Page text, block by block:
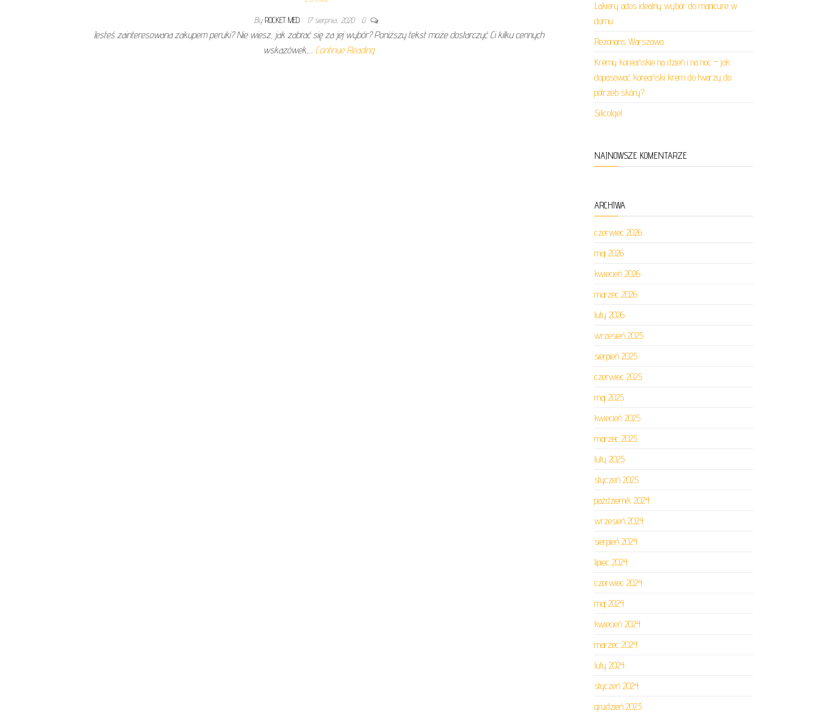
By ROCKET MED 17 sierpnia, 2020 0
Jesteś zainteresowana zakupem peruki? Nie wiesz, jak zabrać się za jej wybór? Poniższy tekst może dostarczyć Ci kilku cennych
wskazówek,… Continue Reading
Lakiery ados idealny wybór do manicure w
domu
Rezonans Warszawa
Kremy koreańskie na dzień i na noc – jak
dopasować koreański krem do twarzy do
potrzeb skóry?
Silicolgel
NAJNOWSZE KOMENTARZE
ARCHIWA
czerwiec 2026
maj 2026
kwiecień 2026
marzec 2026
luty 2026
wrzesień 2025
sierpień 2025
czerwiec 2025
maj 2025
kwiecień 2025
marzec 2025
luty 2025
styczeń 2025
październik 2024
wrzesień 2024
sierpień 2024
lipiec 2024
czerwiec 2024
maj 2024
kwiecień 2024
marzec 2024
luty 2024
styczeń 2024
grudzień 2023